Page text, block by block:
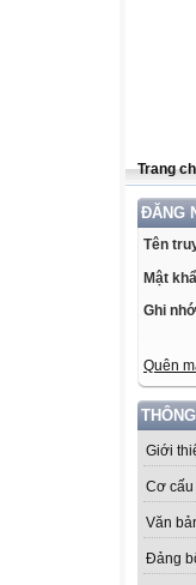
Trang
ĐĂNG
Tên
Mật
Ghi nhớ
Quên
Giới
Cơ
Văn
Đảng